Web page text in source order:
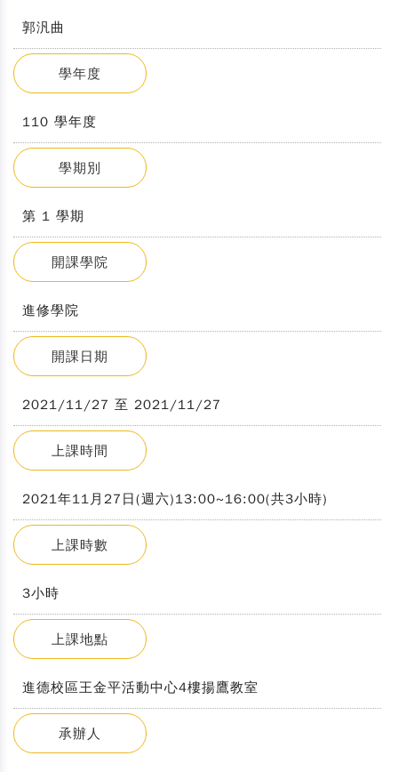
郭汎曲
學年度
110 學年度
學期別
第 1 學期
開課學院
進修學院
開課日期
2021/11/27 至 2021/11/27
上課時間
2021年11月27日(週六)13:00~16:00(共3小時)
上課時數
3小時
上課地點
進德校區王金平活動中心4樓揚鷹教室
承辦人